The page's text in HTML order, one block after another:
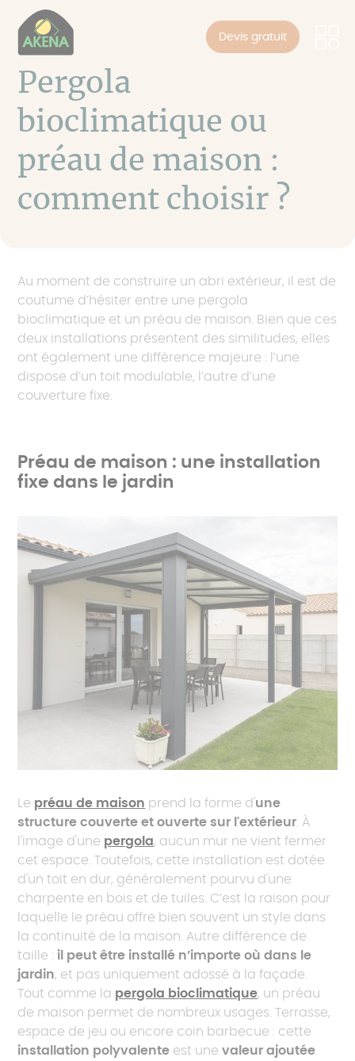
contenu
Devis gratuit
Pergola
bioclimatique ou
préau de maison :
comment choisir ?
Au moment de construire un abri extérieur, il est de
coutume d’hésiter entre une pergola
bioclimatique et un préau de maison. Bien que ces
deux installations présentent des similitudes, elles
ont également une différence majeure : l’une
dispose d’un toit modulable, l’autre d’une
couverture fixe.
Préau de maison : une installation
fixe dans le jardin
Le préau de maison prend la forme d'une
structure couverte et ouverte sur l'extérieur. À
l'image d'une pergola, aucun mur ne vient fermer
cet espace. Toutefois, cette installation est dotée
d'un toit en dur, généralement pourvu d'une
charpente en bois et de tuiles. C’est la raison pour
laquelle le préau offre bien souvent un style dans
la continuité de la maison. Autre différence de
taille : il peut être installé n’importe où dans le
jardin, et pas uniquement adossé à la façade.
Tout comme la pergola bioclimatique, un préau
de maison permet de nombreux usages. Terrasse,
espace de jeu ou encore coin barbecue : cette
installation polyvalente est unevaleur ajoutée